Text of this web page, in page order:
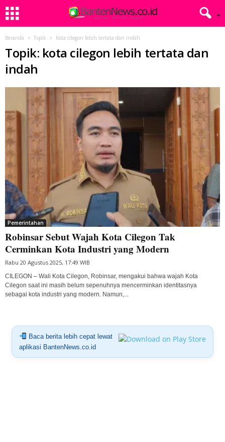
Beranda Topik Kota cilegon lebih tertata dan indah
Topik: kota cilegon lebih tertata dan
indah
Pemerintahan
Robinsar Sebut Wajah Kota Cilegon Tak
Cerminkan Kota Industri yang Modern
Rabu 20 Agustus 2025, 17:49 WIB
CILEGON – Wali Kota Cilegon, Robinsar, mengakui bahwa wajah Kota
Cilegon saat ini masih belum sepenuhnya mencerminkan identitasnya
sebagai kota industri yang modern. Namun,...
Baca berita lebih cepat lewat
aplikasi BantenNews.co.id